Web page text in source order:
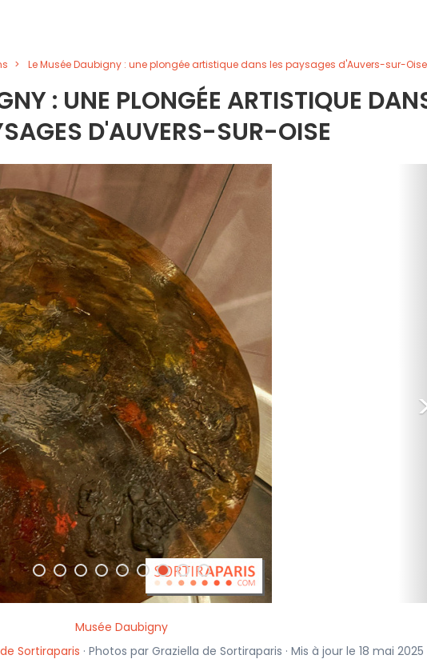
Le Musée Daubigny : une plongée artistique dans les paysages d'Auvers-sur-Oise
: UNE PLONGÉE ARTISTIQUE
D'AUVERS-SUR-OISE
Musée Daubigny
Sortiraparis · Photos par Graziella de Sortiraparis · Mis à jour le 18 mai